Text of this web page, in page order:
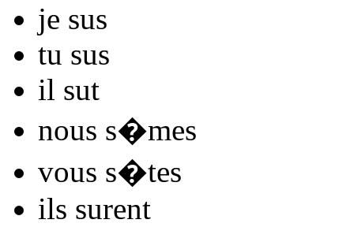
je sus
tu sus
il sut
nous s�mes
vous s�tes
ils surent